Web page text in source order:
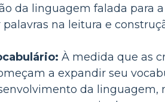
da linguagem falada para
na leitura e
À medida que as
a expandir seu
da